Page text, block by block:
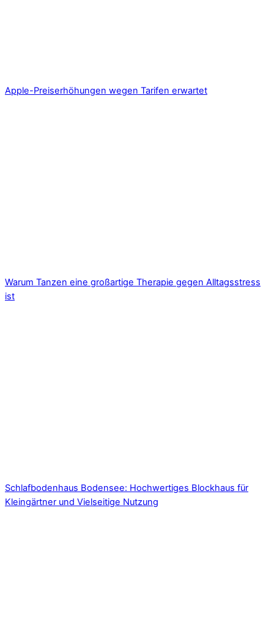
Apple-Preiserhöhungen wegen Tarifen erwartet
Warum Tanzen eine großartige Therapie gegen Alltagsstress
ist
Schlafbodenhaus Bodensee: Hochwertiges Blockhaus für
Kleingärtner und Vielseitige Nutzung